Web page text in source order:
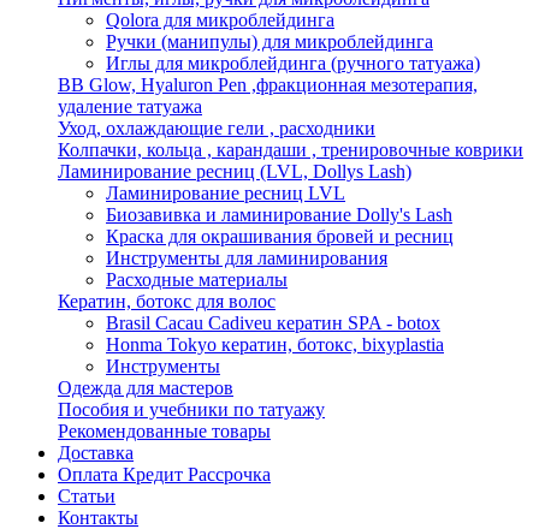
Qolora для микроблейдинга
Ручки (манипулы) для микроблейдинга
Иглы для микроблейдинга (ручного татуажа)
BB Glow, Hyaluron Pen ,фракционная мезотерапия,
удаление татуажа
Уход, охлаждающие гели , расходники
Колпачки, кольца , карандаши , тренировочные коврики
Ламинирование ресниц (LVL, Dollys Lash)
Ламинирование ресниц LVL
Биозавивка и ламинирование Dolly's Lash
Краска для окрашивания бровей и ресниц
Инструменты для ламинирования
Расходные материалы
Кератин, ботокс для волос
Brasil Cacau Cadiveu кератин SPA - botox
Honma Tokyo кератин, ботокс, bixyplastia
Инструменты
Одежда для мастеров
Пособия и учебники по татуажу
Рекомендованные товары
Доставка
Оплата Кредит Рассрочка
Статьи
Контакты